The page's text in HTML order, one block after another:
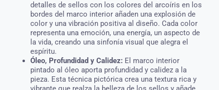
detalles de sellos con los colores del arcoíris en los
bordes del marco interior añaden una explosión de
color y una vibración positiva al diseño. Cada color
representa una emoción, una energía, un aspecto de
la vida, creando una sinfonía visual que alegra el
espíritu.
Óleo, Profundidad y Calidez: El marco interior
pintado al óleo aporta profundidad y calidez a la
pieza. Esta técnica pictórica crea una textura rica y